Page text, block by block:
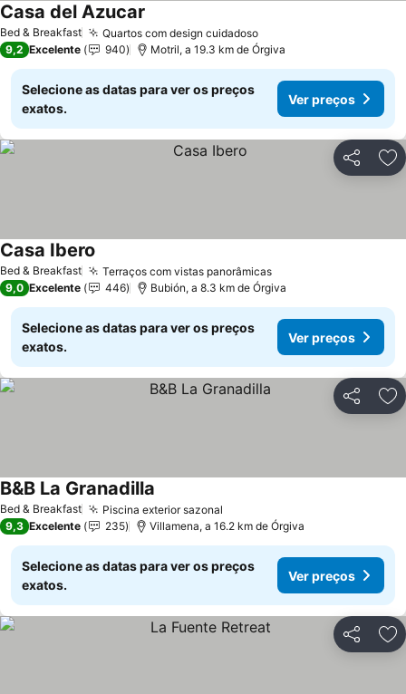
Bed & Breakfast Quartos com design cuidadosoVer preços
Casa del Azucar
9,2 Excelente 940 Motril, a 19.3 km de Órgiva
Selecione as datas para ver os preços
exatos.
Ver preços
Partilhar
Bed & Breakfast Terraços com vistas panorâmicasVer preços
Casa Ibero
9,0 Excelente 446 Bubión, a 8.3 km de Órgiva
Selecione as datas para ver os preços
exatos.
Ver preços
Partilhar
Bed & Breakfast Piscina exterior sazonal
B&B La Granadilla
9,3 Excelente 235 Villamena, a 16.2 km de Órgiva
Selecione as datas para ver os preços
exatos.
Ver preços
Partilhar